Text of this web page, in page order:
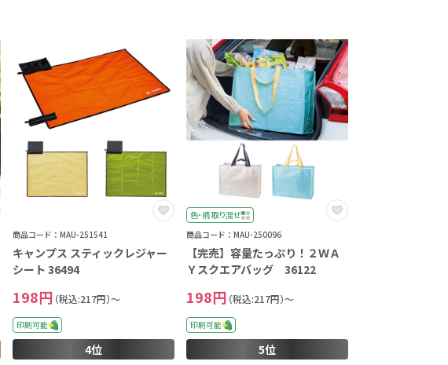
商品コード：MAU-251541
キャンプス スティックレジャー
シート 36494
198円 （税込:217円）～
印刷可能
4位
色・柄 取り混ぜ
商品コード：MAU-250096
【完売】容量たっぷり！２ＷＡ
Ｙスクエアバッグ 36122
198円 （税込:217円）～
印刷可能
5位